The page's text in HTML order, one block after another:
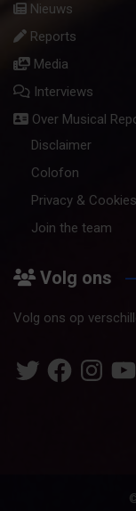
Nieuws
Reports
Media
Interviews
Over Musical
Disclaimer
Colofon
Privacy & Cookies
Join the team
Volg ons
Volg ons op
TwitterFacebookInstagram